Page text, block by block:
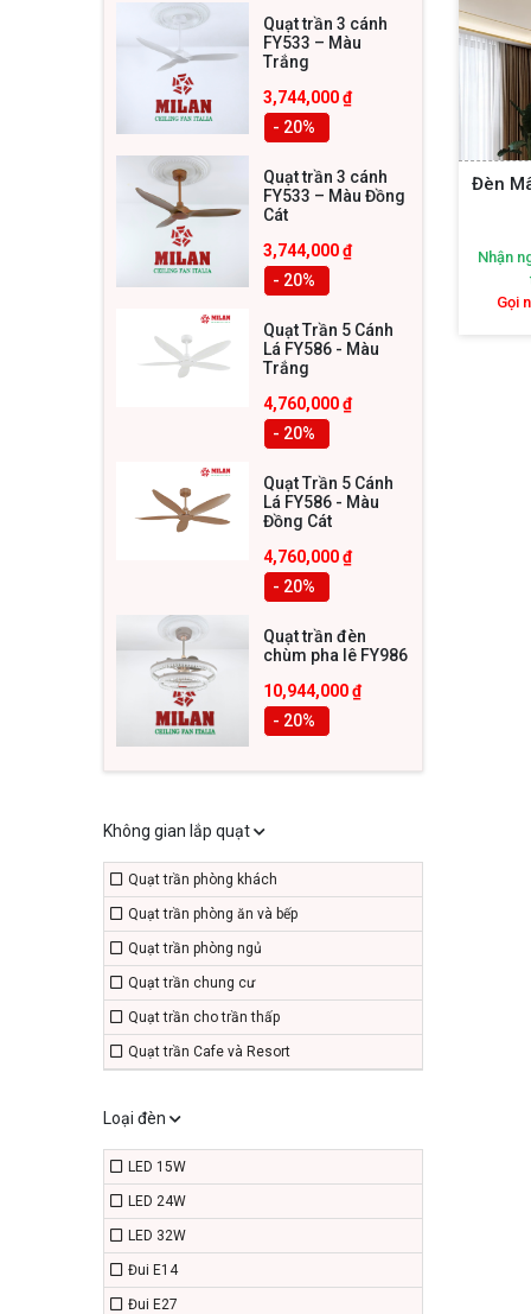
Quạt trần 3 cánh
FY533 – Màu
Trắng
3,744,000₫
- 20%
Quạt trần 3 cánh
FY533 – Màu Đồng
Cát
3,744,000₫
- 20%
Quạt Trần 5 Cánh
Lá FY586 - Màu
Trắng
4,760,000₫
- 20%
Quạt Trần 5 Cánh
Lá FY586 - Màu
Đồng Cát
4,760,000₫
- 20%
Quạt trần đèn
chùm pha lê FY986
10,944,000₫
- 20%
Không gian lắp quạt
Quạt trần phòng khách
Quạt trần phòng ăn và bếp
Quạt trần phòng ngủ
Quạt trần chung cư
Quạt trần cho trần thấp
Quạt trần Cafe và Resort
Loại đèn
LED 15W
LED 24W
LED 32W
Đui E14
Đui E27
ánh
Chất
loại
Đèn
trung
những
Lợi
tuyệt
Đèn
Nhận
Gọi